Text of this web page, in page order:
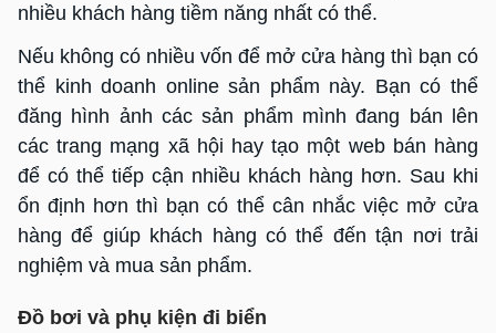
nhiều khách hàng tiềm năng nhất có thể.
Nếu không có nhiều vốn để mở cửa hàng thì bạn có
thể kinh doanh online sản phẩm này. Bạn có thể
đăng hình ảnh các sản phẩm mình đang bán lên
các trang mạng xã hội hay tạo một web bán hàng
để có thể tiếp cận nhiều khách hàng hơn. Sau khi
ổn định hơn thì bạn có thể cân nhắc việc mở cửa
hàng để giúp khách hàng có thể đến tận nơi trải
nghiệm và mua sản phẩm.
Đồ bơi và phụ kiện đi biển